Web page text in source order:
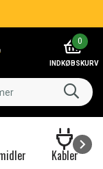
0
INDKØBSKURV
Kabler